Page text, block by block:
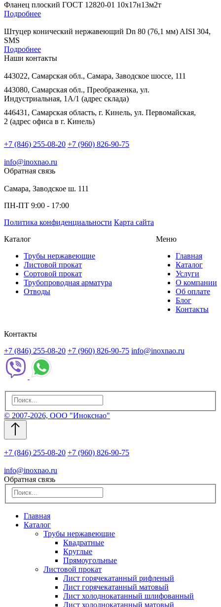
Фланец плоский ГОСТ 12820-01 10х17н13м2т
Подробнее
Штуцер конический нержавеющий Dn 80 (76,1 мм) AISI 304,
SMS
Подробнее
Наши контакты
443022, Самарская обл., Самара, Заводское шоссе, 111
443080, Самарская обл., Преображенка, ул.
Индустриальная, 1А/1 (адрес склада)
446431, Самарская область, г. Кинель, ул. Первомайская,
2 (адрес офиса в г. Кинель)
+7 (846) 255-08-20 +7 (960) 826-90-75
info@inoxnao.ru
Обратная связь
Самара, Заводское ш. 111
ПН-ПТ 9:00 - 17:00
Политика конфиденциальности Карта сайта
Каталог
Трубы нержавеющие
Листовой прокат
Сортовой прокат
Трубопроводная арматура
Отводы
Меню
Главная
Каталог
Услуги
О компании
Об оплате
Блог
Контакты
Контакты
+7 (846) 255-08-20 +7 (960) 826-90-75 info@inoxnao.ru
© 2007-2026, ООО "Инокснао"
+7 (846) 255-08-20 +7 (960) 826-90-75
info@inoxnao.ru
Обратная связь
Главная
Каталог
Трубы нержавеющие
Квадратные
Круглые
Прямоугольные
Листовой прокат
Лист горячекатанный рифленый
Лист горячекатанный матовый
Лист холоднокатанный шлифованный
Лист холоднокатанный матовый